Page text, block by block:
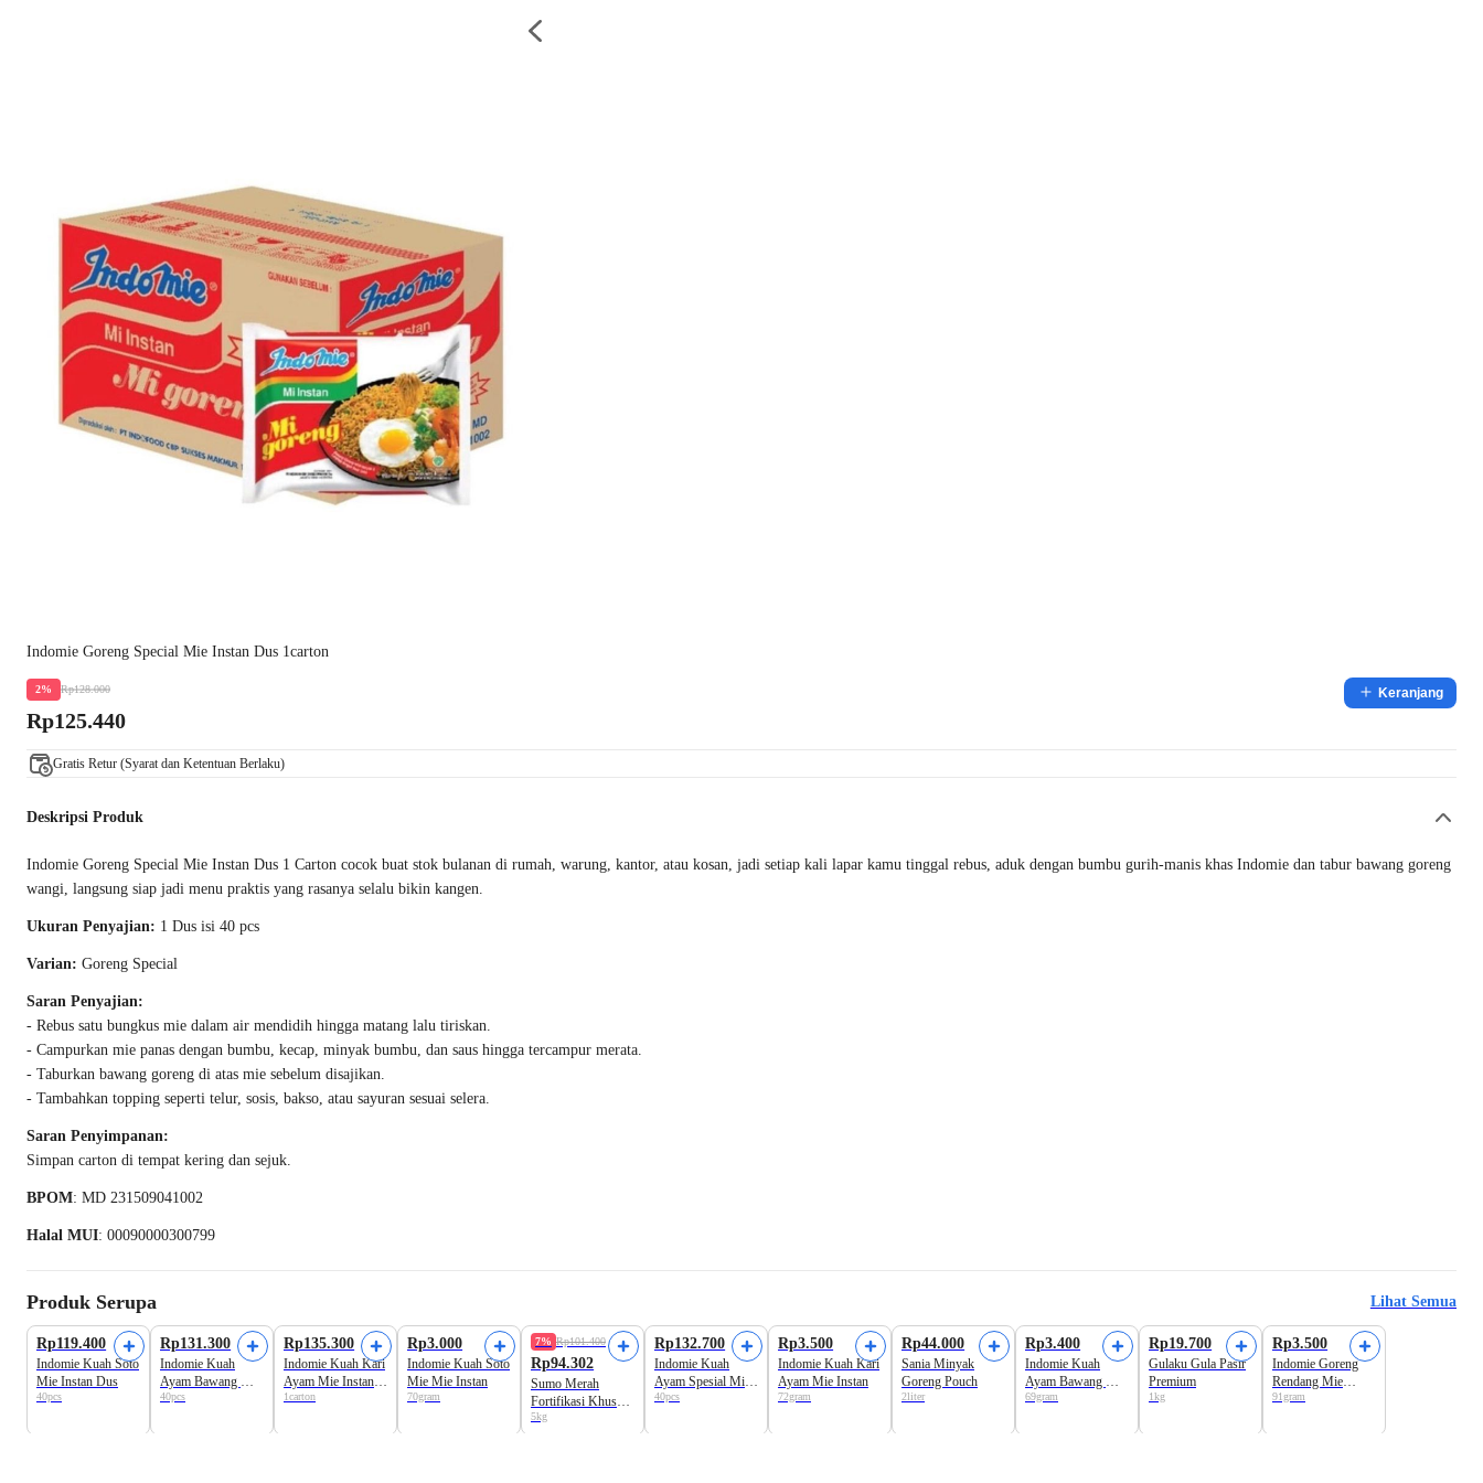
Indomie Goreng Special Mie Instan Dus 1carton
2% Rp128.000
Rp125.440
Keranjang
Gratis Retur (Syarat dan Ketentuan Berlaku)
Deskripsi Produk
Indomie Goreng Special Mie Instan Dus 1 Carton cocok buat stok bulanan di rumah, warung, kantor, atau kosan, jadi setiap kali lapar kamu tinggal rebus, aduk dengan bumbu gurih-manis khas Indomie dan tabur bawang goreng
wangi, langsung siap jadi menu praktis yang rasanya selalu bikin kangen.
Ukuran Penyajian: 1 Dus isi 40 pcs
Varian: Goreng Special
Saran Penyajian:
- Rebus satu bungkus mie dalam air mendidih hingga matang lalu tiriskan.
- Campurkan mie panas dengan bumbu, kecap, minyak bumbu, dan saus hingga tercampur merata.
- Taburkan bawang goreng di atas mie sebelum disajikan.
- Tambahkan topping seperti telur, sosis, bakso, atau sayuran sesuai selera.
Saran Penyimpanan:
Simpan carton di tempat kering dan sejuk.
BPOM: MD 231509041002
Halal MUI: 00090000300799
Produk Serupa Lihat Semua
Rp119.400
Indomie Kuah Soto
Mie Instan Dus
40pcs
Rp131.300
Indomie Kuah
Ayam Bawang Mie
Instan Dus
40pcs
Rp135.300
Indomie Kuah Kari
Ayam Mie Instan
Dus
1carton
Rp3.000
Indomie Kuah Soto
Mie Mie Instan
70gram
7% Rp101.400
Rp94.302
Sumo Merah
Fortifikasi Khusus
Beras Premium
5kg
Rp132.700
Indomie Kuah
Ayam Spesial Mie
Instan Dus
40pcs
Rp3.500
Indomie Kuah Kari
Ayam Mie Instan
72gram
Rp44.000
Sania Minyak
Goreng Pouch
2liter
Rp3.400
Indomie Kuah
Ayam Bawang Mie
Instan
69gram
Rp19.700
Gulaku Gula Pasir
Premium
1kg
Rp3.500
Indomie Goreng
Rendang Mie
Instan
91gram